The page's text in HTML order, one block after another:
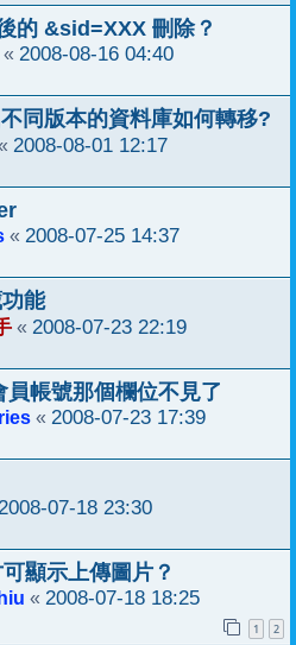
的 &sid=XXX 刪除？
« 2008-08-16 04:40
同版本的資料庫如何轉移?
2008-08-01 12:17
« 2008-07-25 14:37
能
« 2008-07-23 22:19
帳號那個欄位不見了
« 2008-07-23 17:39
2008-07-18 23:30
顯示上傳圖片？
« 2008-07-18 18:25
1 2